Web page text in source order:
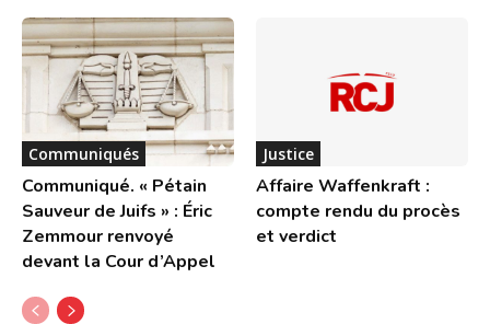
Communiqués
Communiqué. « Pétain
Sauveur de Juifs » : Éric
Zemmour renvoyé
devant la Cour d’Appel
Justice
Affaire Waffenkraft :
compte rendu du procès
et verdict